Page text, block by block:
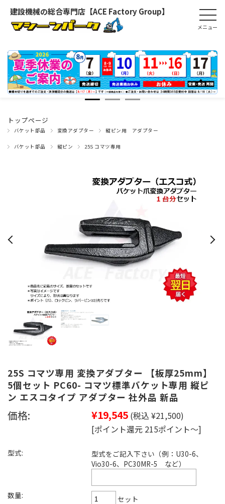
建設機械の総合専門店【ACE Factory Group】
トップページ
バケット部品 変換アダプター 縦ピン用 アダプター
バケット部品 縦ピン 25S コマツ専用
25S コマツ専用 変換アダプター 【板厚25mm】
5個セット PC60- コマツ標準バケット専用 縦ピ
ン エスコタイプ アダプター 社外品 新品
価格: ¥19,545 (税込 ¥21,500)
[ポイント還元 215ポイント～]
型式:
型式をご記入下さい（例：U30-6、
Vio30-6、PC30MR-5 など）
数量:
セット